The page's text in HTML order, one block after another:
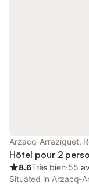
Arzacq-Arraziguet,
Hôtel pour 2
8.6Très bien⋅55
Situated in Arzacq-